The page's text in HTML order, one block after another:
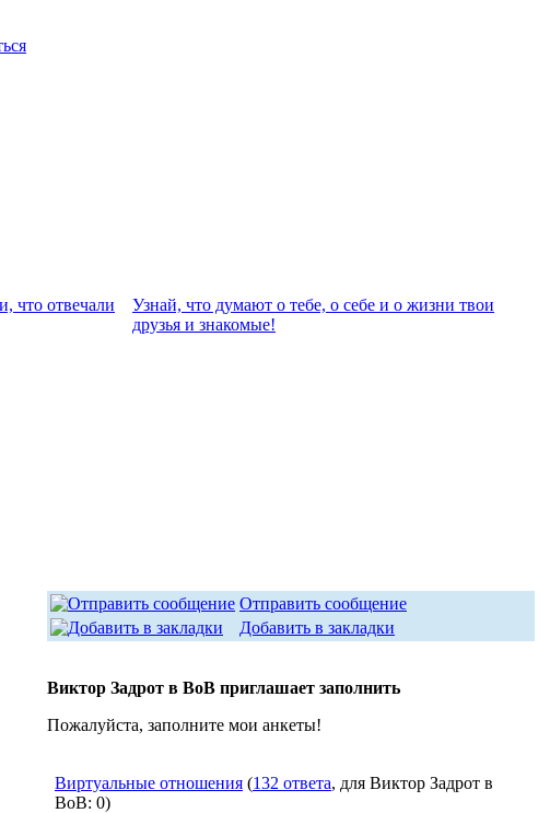
что отвeчали
Узнай, что думают о тебе, о себе и о жизни твои
друзья и знакомые!
Отправить сообщение
Добавить в закладки
Виктор Задрот в ВоВ приглашает заполнить
Пожалуйста, заполните мои анкеты!
Виртуальные отношения (132 ответа, для Виктор Задрот в
ВоВ: 0)